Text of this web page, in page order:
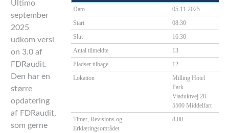
Dato
05.11.2025
Start
08:30
Slut
16:30
Antal tilmeldte
13
Pladser tilbage
12
Lokation
Milling Hotel
Park
Viaduktvej 28
5500 Middelfart
Timer, Revisions og
Erklæringsområdet
8,00
Ultimo
september
2025
udkom versi
on 3.0 af
FDRaudit.
Den har en
større
opdatering
af FDRaudit,
som gerne